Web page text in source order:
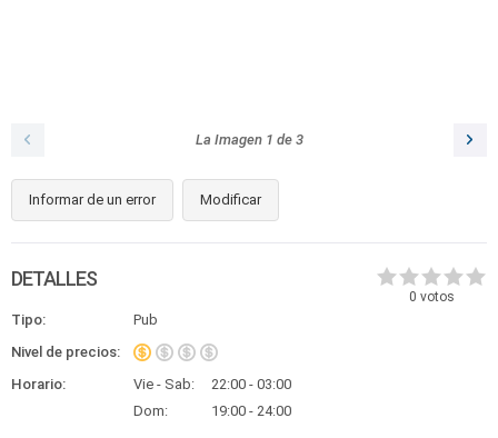
La Imagen 1 de 3
Informar de un error Modificar
0 votos
DETALLES
Tipo:
Pub
Nivel de precios:
Horario:
Vie - Sab:
22:00 - 03:00
Dom:
19:00 - 24:00